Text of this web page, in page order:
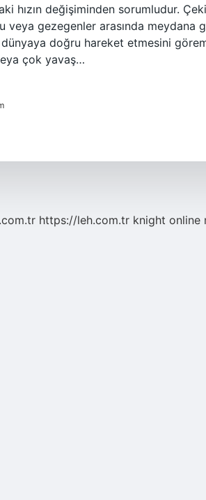
hızın değişiminden sorumludur.
veya gezegenler arasında meydana
doğru hareket etmesini
çok yavaş…
https://leh.com.tr knight online